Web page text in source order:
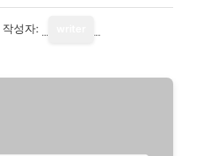
작성자: